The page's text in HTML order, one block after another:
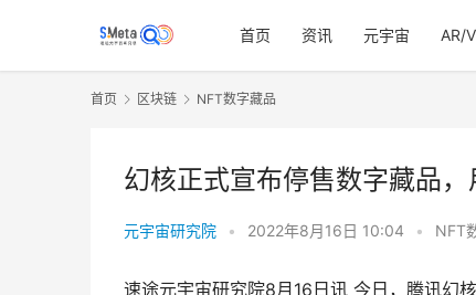
首页 资讯 元宇宙 AR/
首页 区块链 NFT数字藏品
幻核正式宣布停售数字藏品
元宇宙研究院 • 2022年8月16日 10:04 • NFT
速途元宇宙研究院8月16日讯 今日，腾讯幻